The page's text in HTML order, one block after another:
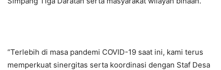
“Terlebih di masa pandemi COVID-19 saat ini, kami terus
memperkuat sinergitas serta koordinasi dengan Staf Desa